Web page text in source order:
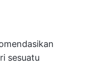
sesuatu